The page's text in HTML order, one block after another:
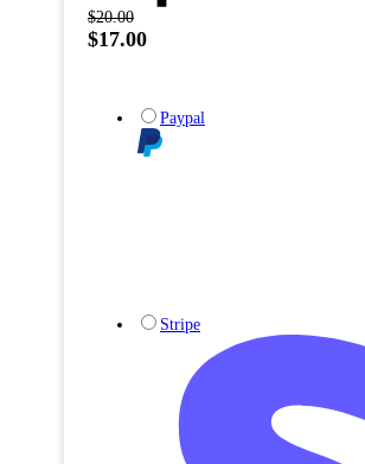
$20.00
$17.00
Paypal
Stripe